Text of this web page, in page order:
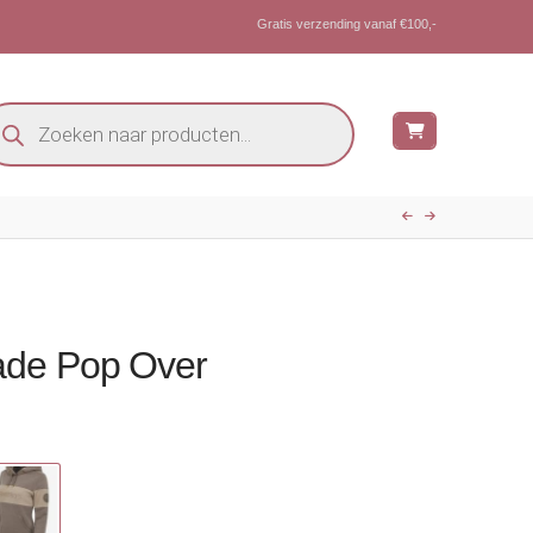
Gratis verzending vanaf €100,-
Pop Over